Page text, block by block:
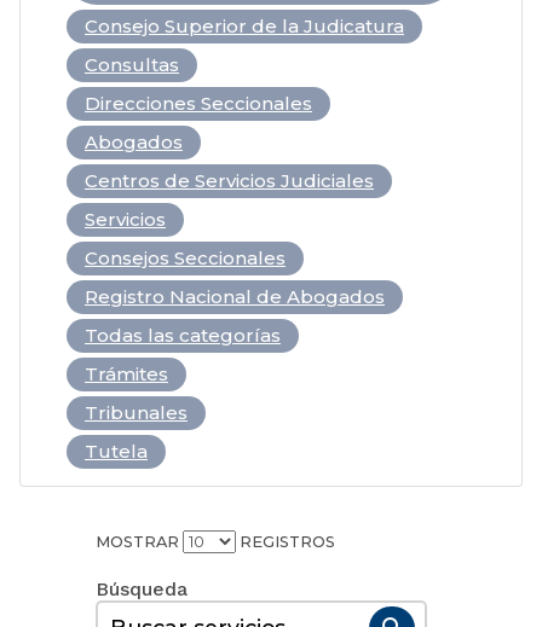
Abogados
Centros de Servicios Judiciales
Consejo Superior de la Judicatura
Consejos Seccionales
Consultas
Direcciones Seccionales
Registro Nacional de Abogados
Servicios
Todas las categorías
Trámites
Tribunales
Tutela
MOSTRAR REGISTROS
Buscar: